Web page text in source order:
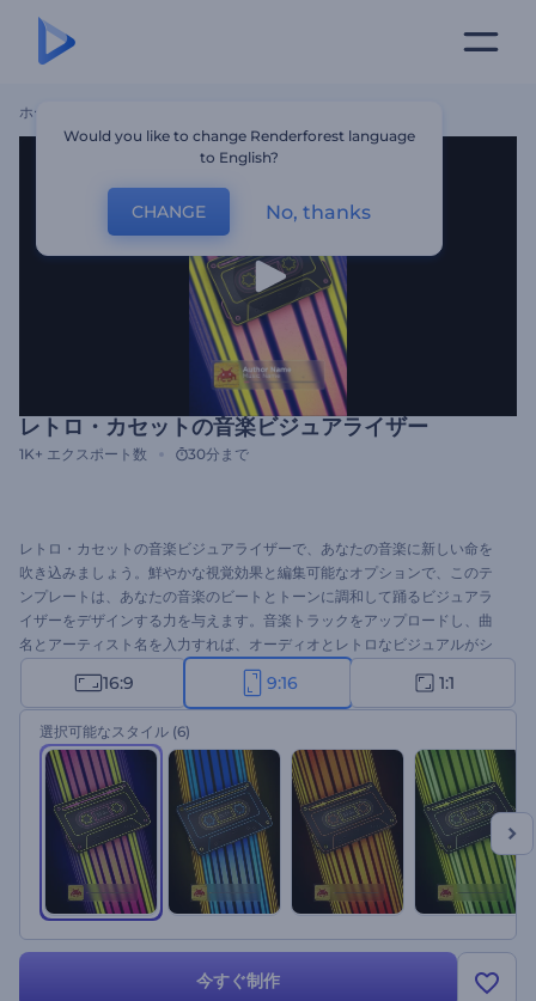
ホーム
レトロ・カセットの音楽ビジュアライザー
1K+ エクスポート数 30分まで
レトロ・カセットの音楽ビジュアライザーで、あなたの音楽に新しい命を
吹き込みましょう。鮮やかな視覚効果と編集可能なオプションで、このテ
ンプレートは、あなたの音楽のビートとトーンに調和して踊るビジュアラ
イザーをデザインする力を与えます。音楽トラックをアップロードし、曲
名とアーティスト名を入力すれば、オーディオとレトロなビジュアルがシ
ームレスに絡み合う魅惑的な領域へと聴衆をいざないます。音楽プロモー
ション、ニューシングルやアルバムのリリース、オールドスクールな音楽
チャンネルのプロモーションなどに最適です。今すぐ作り、過去と現在を
融合させることで、音楽体験を向上させましょう！
16:9 9:16 1:1
選択可能なスタイル (6)
今すぐ制作
Would you like to change Renderforest language
to English?
CHANGE No, thanks